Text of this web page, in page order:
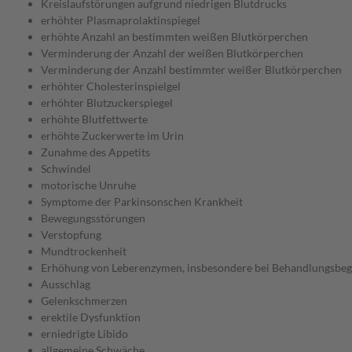
Kreislaufstörungen aufgrund niedrigen Blutdrucks
erhöhter Plasmaprolaktinspiegel
erhöhte Anzahl an bestimmten weißen Blutkörperchen
Verminderung der Anzahl der weißen Blutkörperchen
Verminderung der Anzahl bestimmter weißer Blutkörperchen
erhöhter Cholesterinspielgel
erhöhter Blutzuckerspiegel
erhöhte Blutfettwerte
erhöhte Zuckerwerte im Urin
Zunahme des Appetits
Schwindel
motorische Unruhe
Symptome der Parkinsonschen Krankheit
Bewegungsstörungen
Verstopfung
Mundtrockenheit
Erhöhung von Leberenzymen, insbesondere bei
Ausschlag
Gelenkschmerzen
erektile Dysfunktion
erniedrigte Libido